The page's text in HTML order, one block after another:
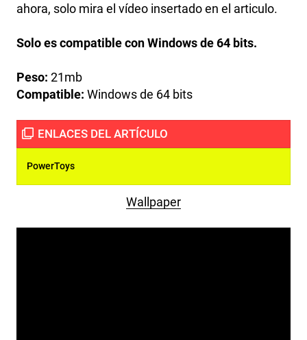
ahora, solo mira el vídeo insertado en el articulo.
Solo es compatible con Windows de 64 bits.
Peso: 21mb
Compatible: Windows de 64 bits
PowerToys
Wallpaper